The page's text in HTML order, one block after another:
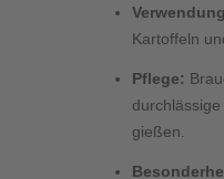
Kartoffeln
Pflege:
gießen.